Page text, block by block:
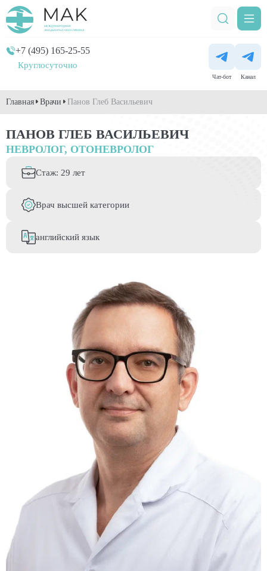
Круглосуточно
+7 (495) 165-25-55
Чат-бот Канал
Главная Врачи Панов Глеб Васильевич
ПАНОВ ГЛЕБ ВАСИЛЬЕВИЧ
НЕВРОЛОГ, ОТОНЕВРОЛОГ
Стаж: 29 лет
Врач высшей категории
английский язык